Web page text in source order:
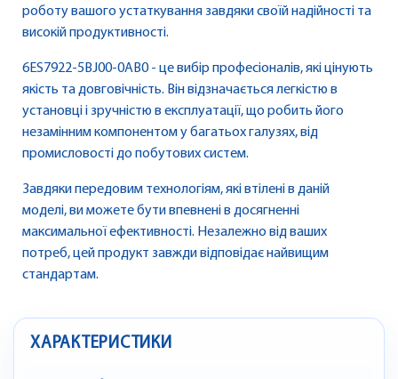
роботу вашого устаткування завдяки своїй надійності та
високій продуктивності.
6ES7922-5BJ00-0AB0 - це вибір професіоналів, які цінують
якість та довговічність. Він відзначається легкістю в
установці і зручністю в експлуатації, що робить його
незамінним компонентом у багатьох галузях, від
промисловості до побутових систем.
Завдяки передовим технологіям, які втілені в даній
моделі, ви можете бути впевнені в досягненні
максимальної ефективності. Незалежно від ваших
потреб, цей продукт завжди відповідає найвищим
стандартам.
ХАРАКТЕРИСТИКИ